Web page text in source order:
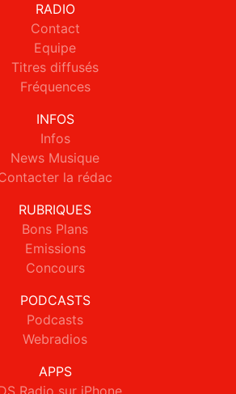
RADIO
Contact
Equipe
Titres diffusés
Fréquences
INFOS
Infos
News Musique
la rédac
RUBRIQUES
Bons Plans
Emissions
Concours
PODCASTS
Podcasts
Webradios
APPS